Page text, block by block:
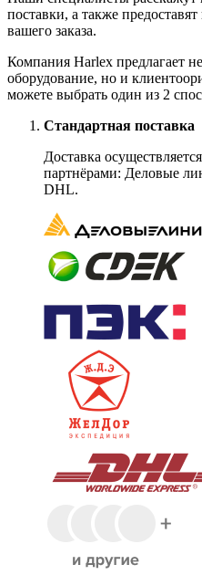
поставки, а также
вашего заказа.
Компания Harlex предлагает
оборудование, но и
можете выбрать один из 2
Стандартная поставка
Доставка
партнёрами: Деловые
DHL.